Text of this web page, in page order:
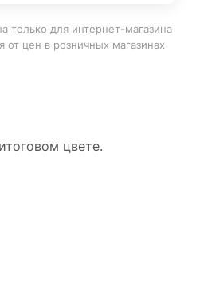
только для интернет-магазина
от цен в розничных магазинах
цвете.